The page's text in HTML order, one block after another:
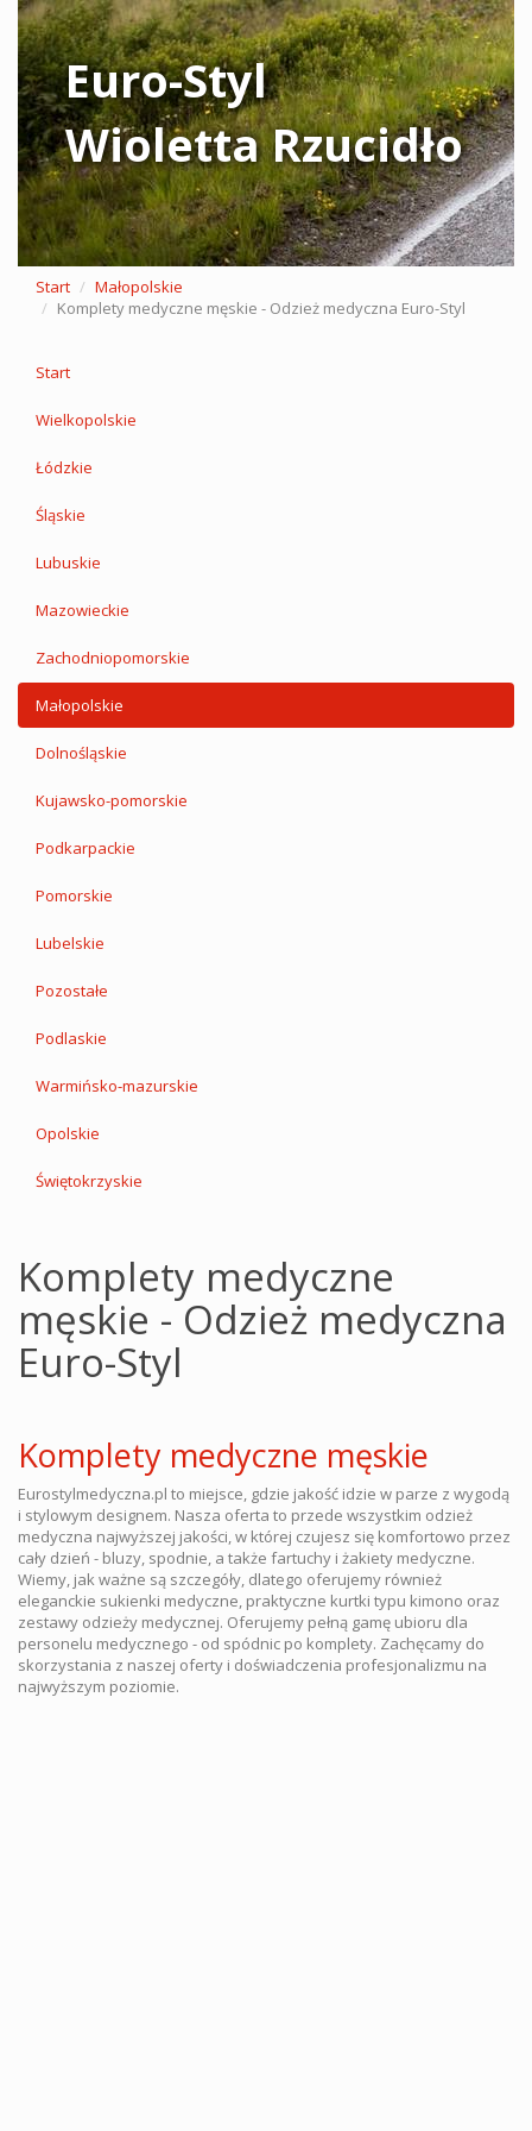
Euro-Styl
Wioletta Rzucidło
Start
Małopolskie
Komplety medyczne męskie - Odzież medyczna Euro-Styl
Start
Wielkopolskie
Łódzkie
Śląskie
Lubuskie
Mazowieckie
Zachodniopomorskie
Małopolskie
Dolnośląskie
Kujawsko-pomorskie
Podkarpackie
Pomorskie
Lubelskie
Pozostałe
Podlaskie
Warmińsko-mazurskie
Opolskie
Świętokrzyskie
Komplety medyczne
męskie - Odzież medyczna
Euro-Styl
Komplety medyczne męskie
Eurostylmedyczna.pl to miejsce, gdzie jakość idzie w parze z wygodą
i stylowym designem. Nasza oferta to przede wszystkim odzież
medyczna najwyższej jakości, w której czujesz się komfortowo przez
cały dzień - bluzy, spodnie, a także fartuchy i żakiety medyczne.
Wiemy, jak ważne są szczegóły, dlatego oferujemy również
eleganckie sukienki medyczne, praktyczne kurtki typu kimono oraz
zestawy odzieży medycznej. Oferujemy pełną gamę ubioru dla
personelu medycznego - od spódnic po komplety. Zachęcamy do
skorzystania z naszej oferty i doświadczenia profesjonalizmu na
najwyższym poziomie.